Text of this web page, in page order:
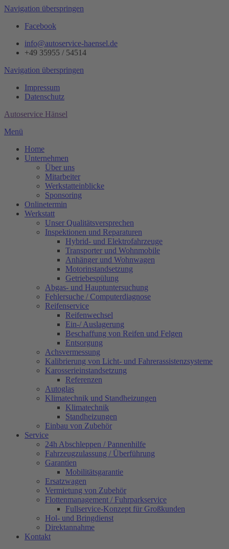
Navigation überspringen
Facebook
info@autoservice-haensel.de
+49 35955 / 54514
Navigation überspringen
Impressum
Datenschutz
Autoservice Hänsel
Menü
Home
Unternehmen
Über uns
Mitarbeiter
Werkstatteinblicke
Sponsoring
Onlinetermin
Werkstatt
Unser Qualitätsversprechen
Inspektionen und Reparaturen
Hybrid- und Elektrofahrzeuge
Transporter und Wohnmobile
Anhänger und Wohnwagen
Motorinstandsetzung
Getriebespülung
Abgas- und Hauptuntersuchung
Fehlersuche / Computerdiagnose
Reifenservice
Reifenwechsel
Ein-/ Auslagerung
Beschaffung von Reifen und Felgen
Entsorgung
Achsvermessung
Kalibrierung von Licht- und Fahrerassistenzsysteme
Karosserieinstandsetzung
Referenzen
Autoglas
Klimatechnik und Standheizungen
Klimatechnik
Standheizungen
Einbau von Zubehör
Service
24h Abschleppen / Pannenhilfe
Fahrzeugzulassung / Überführung
Garantien
Mobilitätsgarantie
Ersatzwagen
Vermietung von Zubehör
Flottenmanagement / Fuhrparkservice
Fullservice-Konzept für Großkunden
Hol- und Bringdienst
Direktannahme
Kontakt